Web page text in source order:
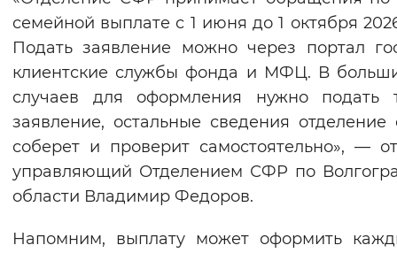
семейной выплате с 1 июня до 1 октября
Подать заявление можно через портал
клиентские службы фонда и МФЦ. В
случаев для оформления нужно подать
заявление, остальные сведения отделение
соберет и проверит самостоятельно», —
управляющий Отделением СФР по
области Владимир Федоров.
Напомним, выплату может оформить